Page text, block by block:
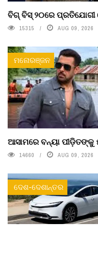
ବିଗ୍ ବିସ୍ ୨୦ରେ ପ୍ରତିଯୋଗୀ
15315 AUG 09, 2026
ମନୋରଞ୍ଜନ
ଆସାମରେ ବନ୍ୟା
14660 AUG 09, 2026
ଦେଶ-ଦେଶାନ୍ତର